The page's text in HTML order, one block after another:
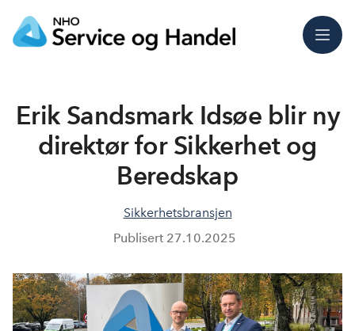
Meny
Erik Sandsmark Idsøe blir ny
direktør for Sikkerhet og
Beredskap
Sikkerhetsbransjen
Publisert 27.10.2025